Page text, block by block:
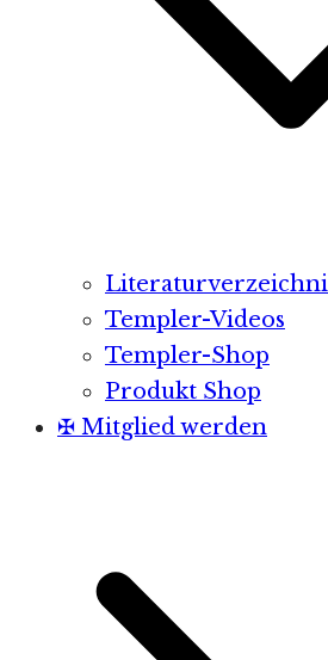
Templer-Videos
Templer-Shop
Produkt Shop
✠ Mitglied werden